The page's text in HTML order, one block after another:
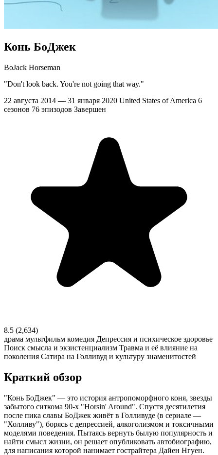
Конь БоДжек
BoJack Horseman
"Don't look back. You're not going that way."
22 августа 2014 — 31 января 2020 United States of America 6
сезонов 76 эпизодов Завершен
8.5 (2,634)
драма мультфильм комедия Депрессия и психическое здоровье
Поиск смысла и экзистенциализм Травма и её влияние на
поколения Сатира на Голливуд и культуру знаменитостей
Краткий обзор
"Конь БоДжек" — это история антропоморфного коня, звезды
забытого ситкома 90-х "Horsin' Around". Спустя десятилетия
после пика славы БоДжек живёт в Голливуде (в сериале —
"Холливу"), борясь с депрессией, алкоголизмом и токсичными
моделями поведения. Пытаясь вернуть былую популярность и
найти смысл жизни, он решает опубликовать автобиографию,
для написания которой нанимает гострайтера Дайен Нгуен.